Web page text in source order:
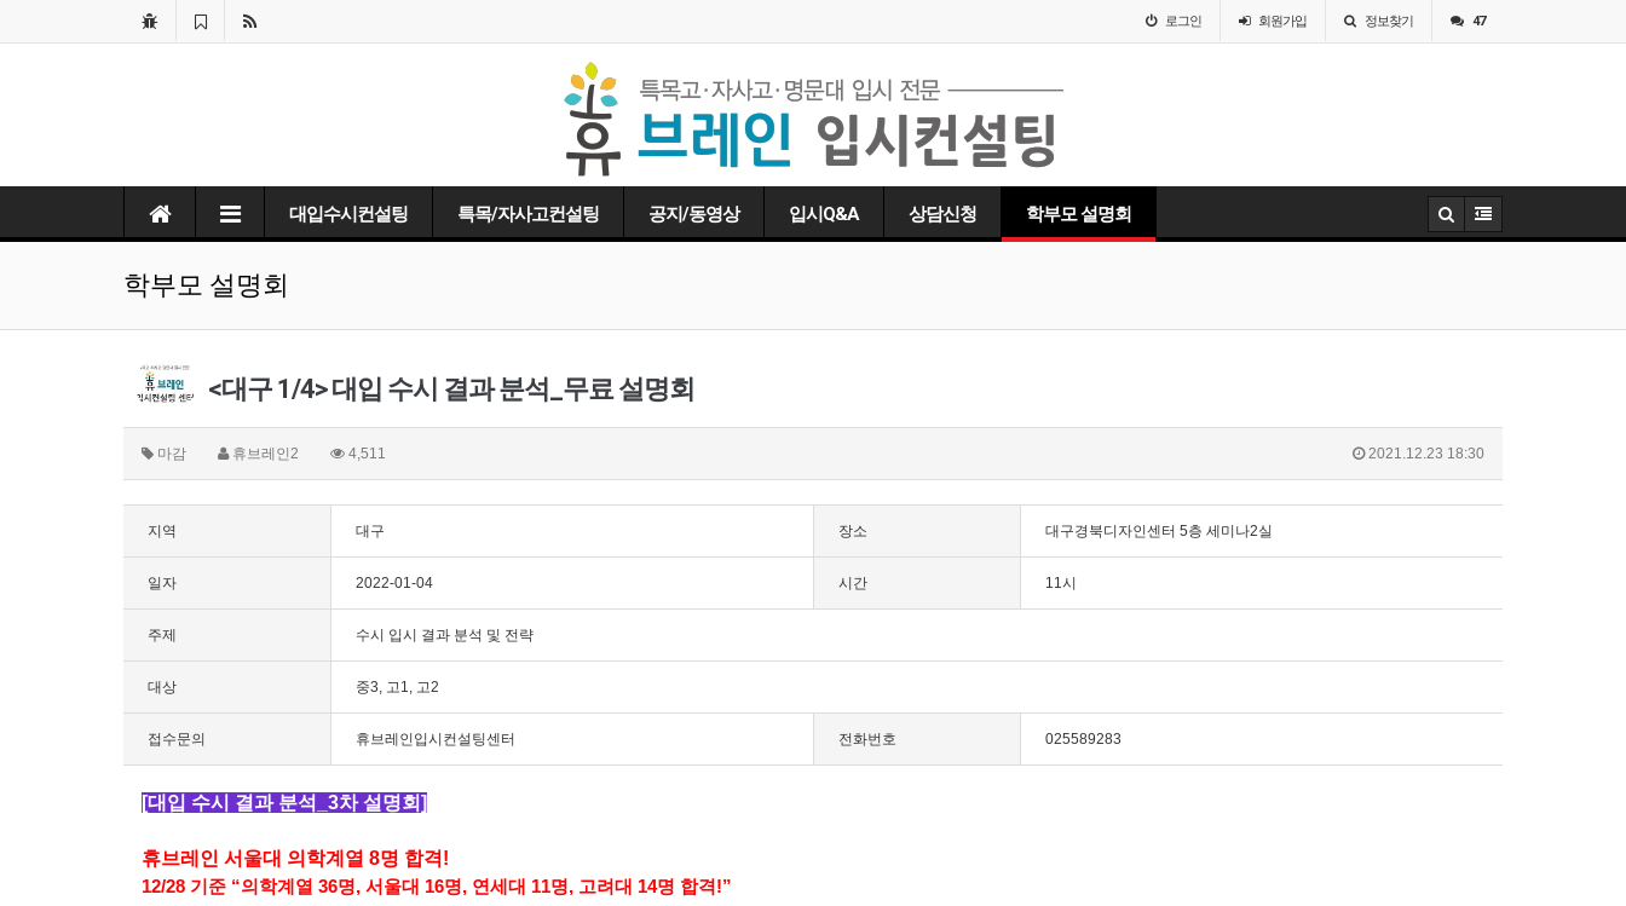
로그인 회원가입 정보찾기 47
대입수시컨설팅 특목/자사고컨설팅 공지/동영상 입시Q&A 상담신청 학부모 설명회
학부모 설명회
<대구 1/4> 대입 수시 결과 분석_무료 설명회
마감 휴브레인2 4,511 2021.12.23 18:30
지역 대구 장소 대구경북디자인센터 5층 세미나2실
일자 2022-01-04 시간 11시
주제 수시 입시 결과 분석 및 전략
대상 중3, 고1, 고2
접수문의 휴브레인입시컨설팅센터 전화번호 025589283
[대입 수시 결과 분석_3차 설명회]
휴브레인 서울대 의학계열 8명 합격!
12/28 기준 “의학계열 36명, 서울대 16명, 연세대 11명, 고려대 14명 합격!”